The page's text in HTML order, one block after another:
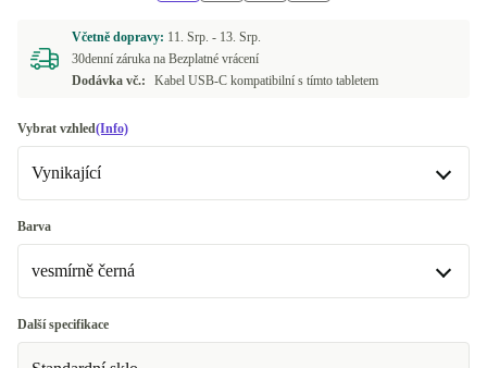
Včetně dopravy: 11. Srp. - 13. Srp.
30denní záruka na Bezplatné vrácení
Dodávka vč.:
Kabel USB-C kompatibilní s tímto tabletem
Vybrat vzhled(Info)
Vynikající
Vynikající
Premium
Barva
vesmírně černá
vesmírně černá
Další specifikace